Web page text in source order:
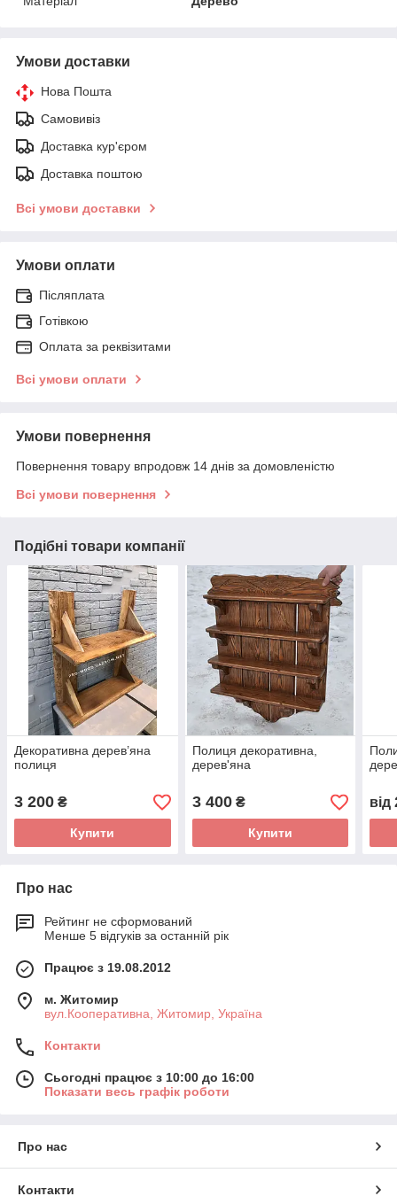
Умови доставки
Нова Пошта
Самовивіз
Доставка кур'єром
Доставка поштою
Всі умови доставки
Умови оплати
Післяплата
Готівкою
Оплата за реквізитами
Всі умови оплати
Умови повернення
Повернення товару впродовж 14 днів за домовленістю
Всі умови повернення
Подібні товари компанії
Декоративна дерев’яна
полиця
3 200 ₴
Купити
Полиця декоративна,
дерев'яна
3 400₴
Купити
від
Про нас
Рейтинг не сформований
Менше 5 відгуків за останній рік
Працює з 19.08.2012
м. Житомир
вул.Кооперативна, Житомир, Україна
Контакти
Сьогодні працює з 10:00 до 16:00
Показати весь графік роботи
Про нас
Контакти